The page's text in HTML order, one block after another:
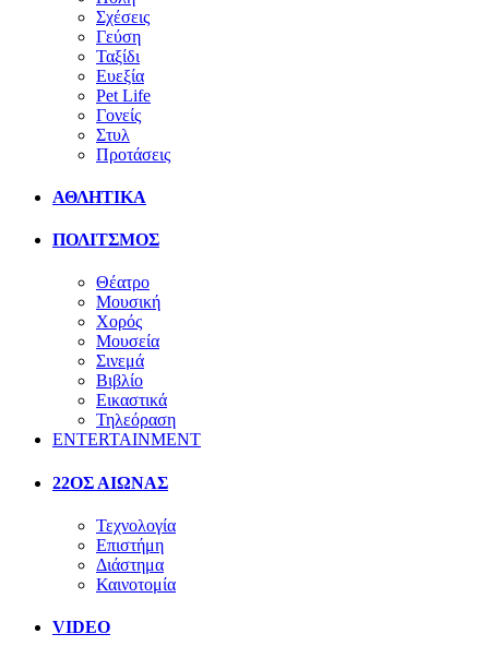
Σχέσεις
Γεύση
Ταξίδι
Ευεξία
Pet Life
Γονείς
Στυλ
Προτάσεις
ΑΘΛΗΤΙΚΑ
ΠΟΛΙΤΣΜΟΣ
Θέατρο
Μουσική
Χορός
Μουσεία
Σινεμά
Βιβλίο
Εικαστικά
Τηλεόραση
ENTERTAINMENT
22ΟΣ ΑΙΩΝΑΣ
Τεχνολογία
Επιστήμη
Διάστημα
Καινοτομία
VIDEO